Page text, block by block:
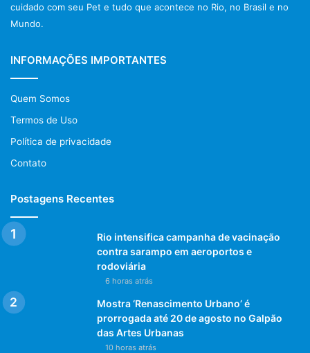
cuidado com seu Pet e tudo que acontece no Rio, no Brasil e no
Mundo.
INFORMAÇÕES IMPORTANTES
Quem Somos
Termos de Uso
Política de privacidade
Contato
Postagens Recentes
Rio intensifica campanha de vacinação
contra sarampo em aeroportos e
rodoviária
6 horas atrás
Mostra ‘Renascimento Urbano’ é
prorrogada até 20 de agosto no Galpão
das Artes Urbanas
10 horas atrás